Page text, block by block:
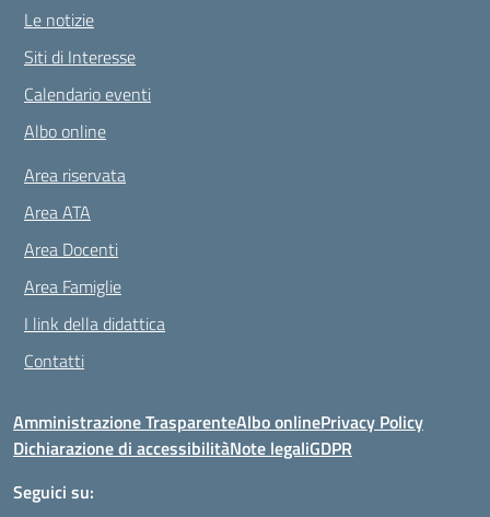
Le notizie
Siti di Interesse
Calendario eventi
Albo online
Area riservata
Area ATA
Area Docenti
Area Famiglie
I link della didattica
Contatti
Amministrazione TrasparenteAlbo onlinePrivacy Policy
Dichiarazione di accessibilitàNote legaliGDPR
Seguici su: